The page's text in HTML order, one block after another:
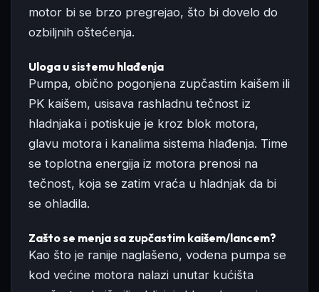
motor bi se brzo pregrejao, što bi dovelo do
ozbiljnih oštećenja.
Uloga u sistemu hlađenja
Pumpa, obično pogonjena zupčastim kaišem ili
PK kaišem, usisava rashladnu tečnost iz
hladnjaka i potiskuje je kroz blok motora,
glavu motora i kanalima sistema hlađenja. Time
se toplotna energija iz motora prenosi na
tečnost, koja se zatim vraća u hladnjak da bi
se ohladila.
Zašto se menja sa zupčastim kaišem/lancem?
Kao što je ranije naglašeno, vodena pumpa se
kod većine motora nalazi unutar kućišta